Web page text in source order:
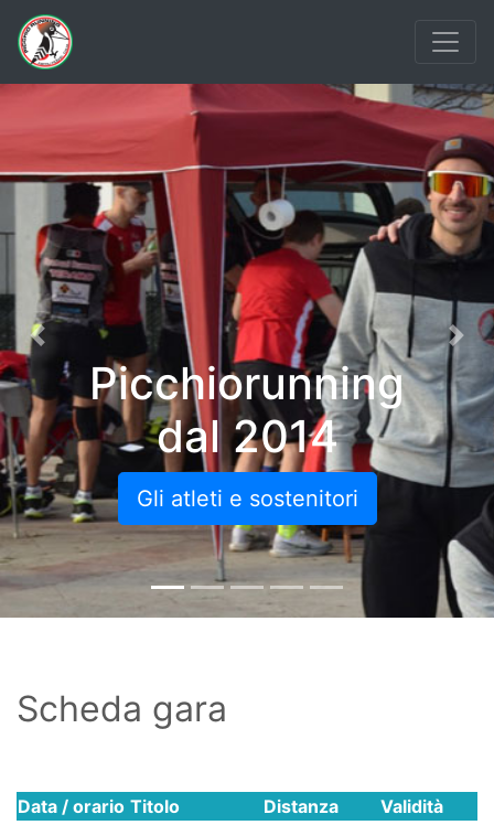
Picchiorunning
dal 2014
Gli atleti e sostenitori
Previous
Scheda gara
Data / orario Titolo Distanza
Validità